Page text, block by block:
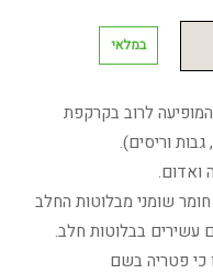
במלאי
לרוב בקרקפת
וריסים).
ואדום.
שומני מבלוטות החלב
עשירים בבלוטות חלב.
כי פטריה בשם